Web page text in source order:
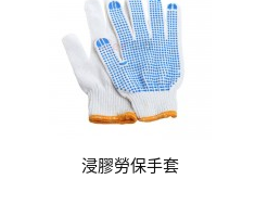
浸膠勞保手套